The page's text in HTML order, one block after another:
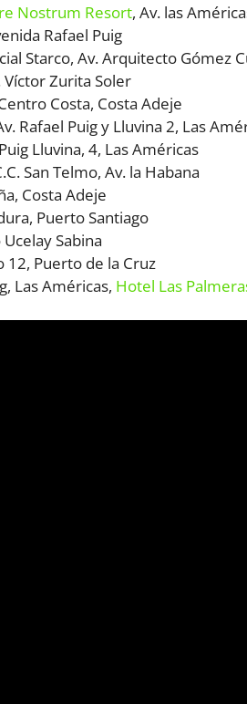
Nostrum Resort, Av. las
Rafael Puig
Starco, Av. Arquitecto Gómez
Víctor Zurita Soler
Costa, Costa Adeje
Rafael Puig y Lluvina 2, Las
Lluvina, 4, Las Américas
San Telmo, Av. la Habana
Costa Adeje
Puerto Santiago
Sabina
12, Puerto de la Cruz
Las Américas, Hotel Las